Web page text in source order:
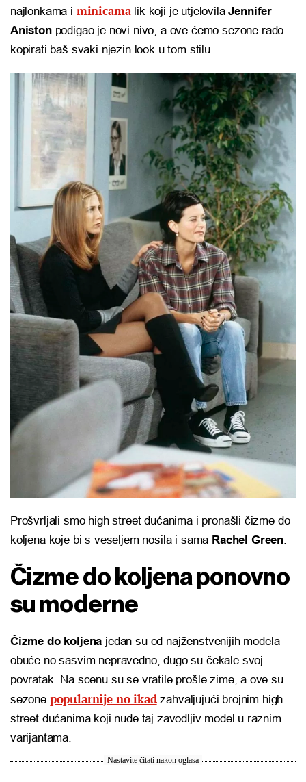
najlonkama i minicamalik koji je utjelovilaJennifer
Anistonpodigao je novi nivo, a ove ćemo sezone rado
kopirati baš svaki njezin look u tom stilu.
Prošvrljali smo high street dućanima i pronašli čizme do
koljena koje bi s veseljem nosila i sama Rachel Green
Čizme do koljena ponovno
su moderne
Čizme do koljena jedan su od najženstvenijih modela
obuće no sasvim nepravedno, dugo su čekale svoj
povratak. Na scenu su se vratile prošle zime, a ove su
sezone popularnije no ikadzahvaljujući brojnim high
street dućanima koji nude taj zavodljiv model u raznim
varijantama.
Nastavite čitati nakon oglasa